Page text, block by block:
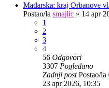
Mađarska: kraj Orbanove
Postao/la smajlic » 14 apr
1
2
3
4
56 Odgovori
3307 Pogledano
Zadnji postPostao/la
23 apr 2026, 10:35